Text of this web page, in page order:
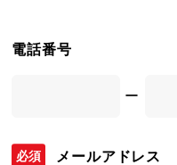
電話番号
ー
メールアドレス